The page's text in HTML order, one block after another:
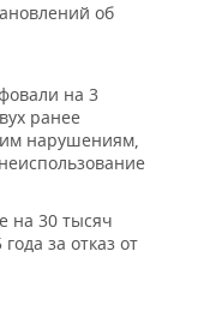
об
на 3
ранее
нарушениям,
на 30 тысяч
за отказ от